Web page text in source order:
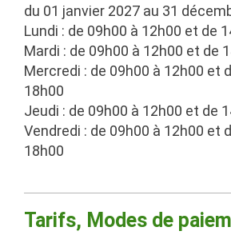
du 01 janvier 2027 au 31
Lundi : de 09h00 à 12h00 et de
Mardi : de 09h00 à 12h00 et de
Mercredi : de 09h00 à 12h00 et
18h00
Jeudi : de 09h00 à 12h00 et de
Vendredi : de 09h00 à 12h00 et
18h00
Tarifs, Modes de